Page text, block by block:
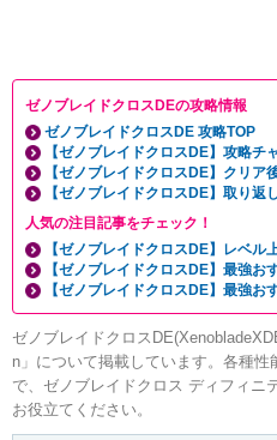
ゼノブレイドクロスDEの攻略情報
ゼノブレイドクロスDE 攻略TOP
【ゼノブレイドクロスDE】攻略チ
【ゼノブレイドクロスDE】クリア
【ゼノブレイドクロスDE】取り返
人気の注目記事をチェック！
【ゼノブレイドクロスDE】レベル
【ゼノブレイドクロスDE】最強お
【ゼノブレイドクロスDE】最強お
ゼノブレイドクロス
n」について掲載しています。各種
で、ゼノブレイドクロス ディフィニ
お役立てください。